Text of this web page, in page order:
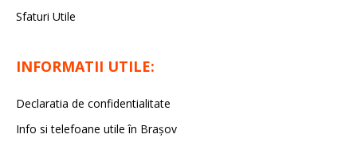
Sfaturi Utile
INFORMATII UTILE:
Declaratia de confidentialitate
Info si telefoane utile în Braşov